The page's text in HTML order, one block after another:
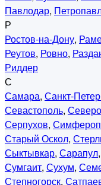
Павлодар,
Р
Ростов-на-Дону,
Реутов, Ровно,
Риддер
С
Самара, Санкт-
Севастополь,
Серпухов,
Старый Оскол,
Сыктывкар, Сарапул,
Сумгаит, Сухум,
Степногорск,